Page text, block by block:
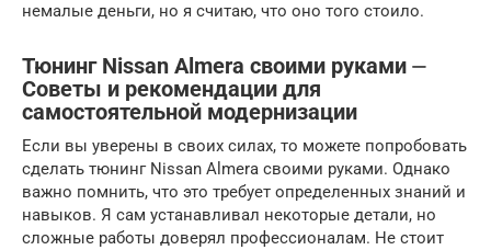
немалые деньги, но я считаю, что оно того стоило.
Тюнинг Nissan Almera своими руками ⏤
Советы и рекомендации для
самостоятельной модернизации
Если вы уверены в своих силах, то можете попробовать
сделать тюнинг Nissan Almera своими руками. Однако
важно помнить, что это требует определенных знаний и
навыков. Я сам устанавливал некоторые детали, но
сложные работы доверял профессионалам. Не стоит